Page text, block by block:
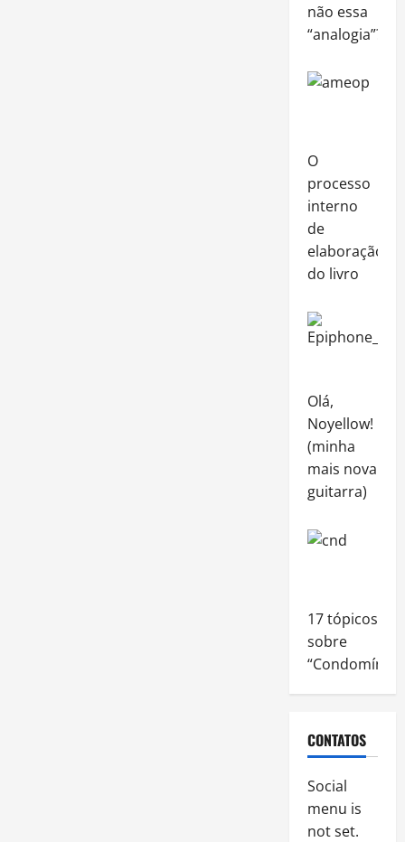
não essa
“analogia”?
O
processo
interno
de
elaboração
do livro
Olá,
Noyellow!
(minha
mais nova
guitarra)
17 tópicos
sobre
“Condomínio”
CONTATOS
Social
menu is
not set.